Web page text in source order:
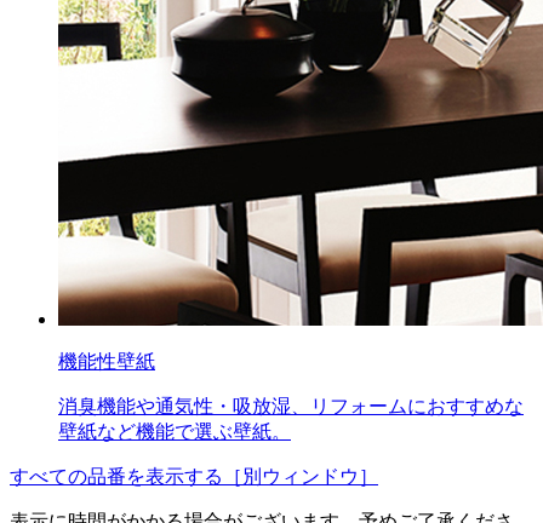
機能性壁紙
消臭機能や通気性・吸放湿、リフォームにおすすめな
壁紙など機能で選ぶ壁紙。
すべての品番を表示する［別ウィンドウ］